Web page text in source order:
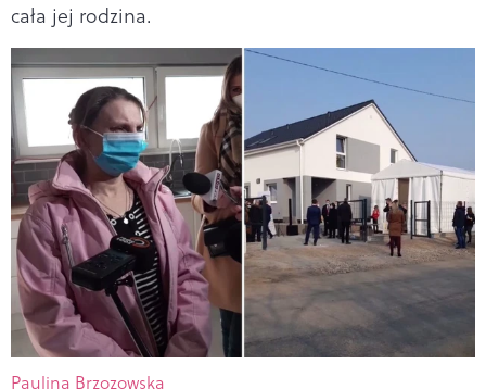
cała jej rodzina.
Paulina Brzozowska